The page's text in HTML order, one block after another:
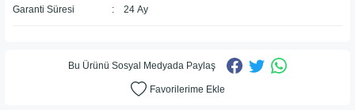
Garanti Süresi 24 Ay
Bu Ürünü Sosyal Medyada Paylaş